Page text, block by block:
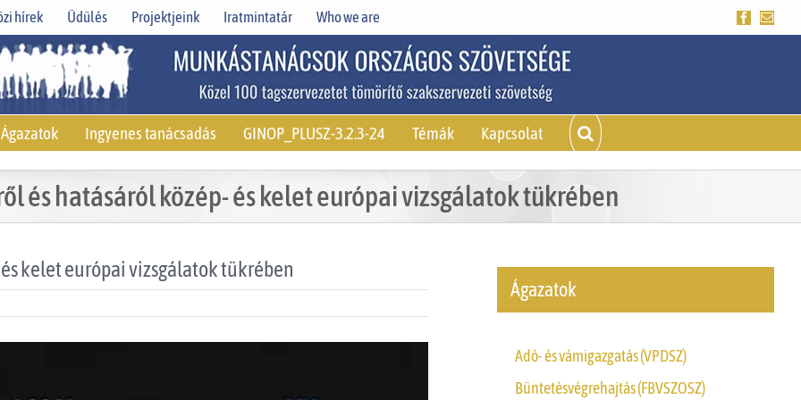
hírek Üdülés Projektjeink Iratmintatár Who we are Facebook
Ágazatok Ingyenes tanácsadás GINOP_PLUSZ-3.2.3-24 Témák Kapcsolat
és hatásáról közép- és kelet európai vizsgálatok tükrében
kelet európai vizsgálatok tükrében
Ágazatok
Adó- és vámigazgatás (VPDSZ)
Büntetésvégrehajtás (FBVSZOSZ)